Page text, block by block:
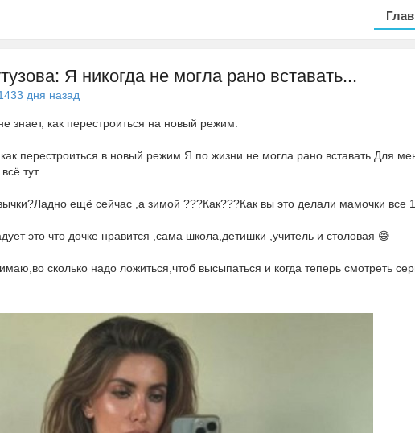
Я никогда не могла рано вставать...
дня назад
знает, как перестроиться на новый режим.
перестроиться в новый режим.Я по жизни не могла рано вставать.Для
тут.
ещё сейчас ,а зимой ???Как???Как вы это делали мамочки все
это что дочке нравится ,сама школа,детишки ,учитель и столовая 😅
сколько надо ложиться,чтоб высыпаться и когда теперь смотреть